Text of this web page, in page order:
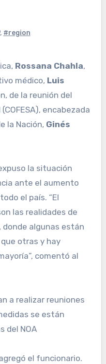
, #region
Rossana Chahla,
médico, Luis
de la reunión del
encabezada
la Nación, Ginés
la situación
ante el aumento
el país. “El
las realidades de
donde algunas están
otras y hay
comentó al
a realizar reuniones
se están
del NOA
agregó el funcionario.